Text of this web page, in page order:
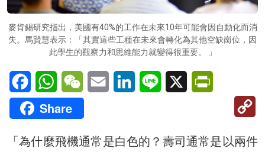
麥肯錫研究指出，美國有40%的工作在未來10年可能會因自動化而消
失。馬賢慧表示：「其實這些工種在未來會轉化為其他空缺崗位，因
此學生的觀察力和思維能力就變得很重要。 」
FacebookWhatsAppWeChatEmail LinkedInLine X
Share
「為什麼飛機通常是白色的？壽司通常是以兩件